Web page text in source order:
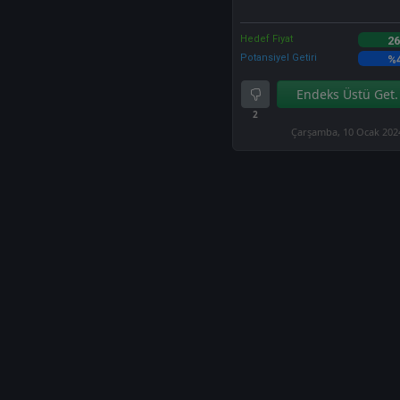
Hedef Fiyat
Potansiyel Getiri
2
Endeks Üstü Get.
Çarşamba, 10 Ocak